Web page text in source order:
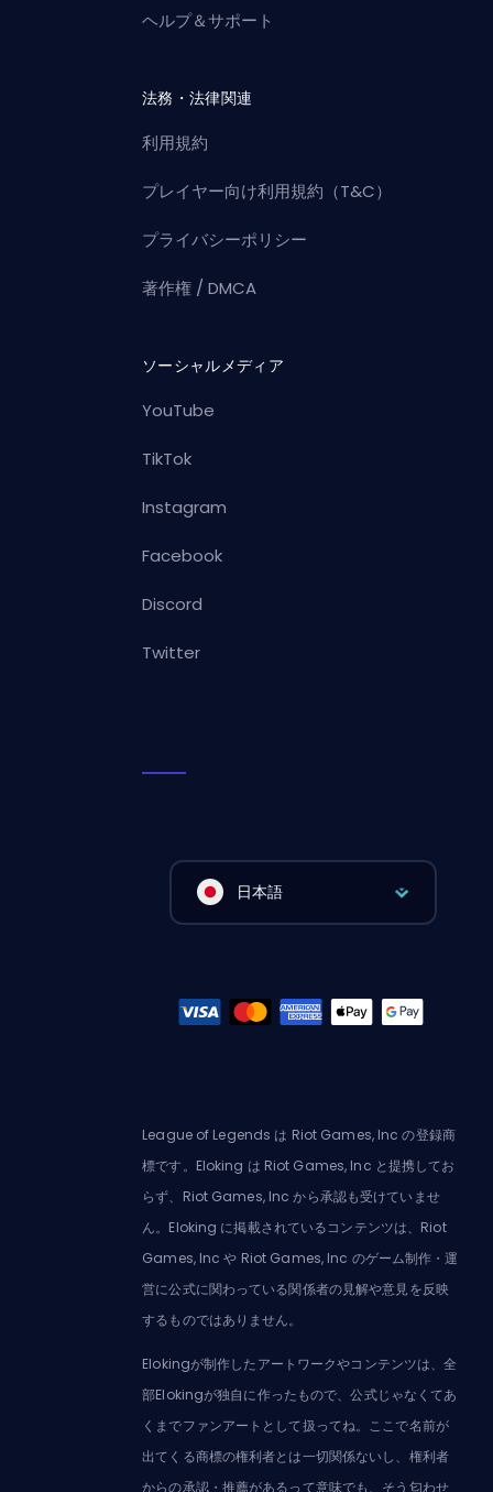
ヘルプ＆サポート
法務・法律関連
利用規約
プレイヤー向け利用規約（T&C）
プライバシーポリシー
著作権 / DMCA
ソーシャルメディア
YouTube
TikTok
Instagram
Facebook
Discord
Twitter
日本語
League of Legends は Riot Games, Inc の登録商
標です。Eloking は Riot Games, Inc と提携してお
らず、Riot Games, Inc から承認も受けていませ
ん。Eloking に掲載されているコンテンツは、Riot
Games, Inc や Riot Games, Inc のゲーム制作・運
営に公式に関わっている関係者の見解や意見を反映
するものではありません。
Elokingが制作したアートワークやコンテンツは、全
部Elokingが独自に作ったもので、公式じゃなくてあ
くまでファンアートとして扱ってね。ここで名前が
出てくる商標の権利者とは一切関係ないし、権利者
からの承認・推薦があるって意味でも、そう匂わせ